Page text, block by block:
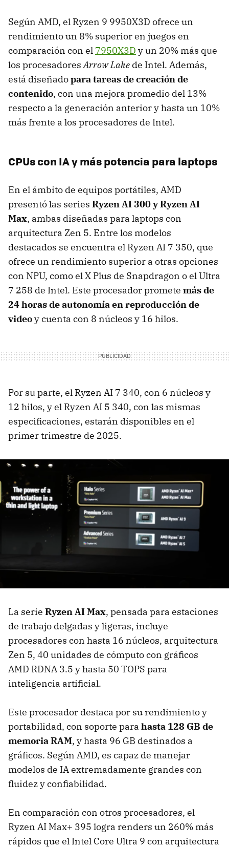
Según AMD, el Ryzen 9 9950X3D ofrece un
rendimiento un 8% superior en juegos en
comparación con el 7950X3D y un 20% más que
los procesadoresArrow Lake de Intel. Además,
está diseñadopara tareas de creación de
contenido, con una mejora promedio del 13%
respecto a la generación anterior y hasta un 10%
más frente a los procesadores de Intel.
CPUs con IA y más potencia para laptops
En el ámbito de equipos portátiles, AMD
presentó las series Ryzen AI 300 y Ryzen AI
Max, ambas diseñadas para laptops con
arquitectura Zen 5. Entre los modelos
destacados se encuentra el Ryzen AI 7 350, que
ofrece un rendimiento superior a otras opciones
con NPU, como el X Plus de Snapdragon o el Ultra
7 258 de Intel. Este procesador promete más de
24 horas de autonomía en reproducción de
videoy cuenta con 8 núcleos y 16 hilos.
Por su parte, el Ryzen AI 7 340, con 6 núcleos y
12 hilos, y el Ryzen AI 5 340, con las mismas
especificaciones, estarán disponibles en el
primer trimestre de 2025.
La serie Ryzen AI Max, pensada para estaciones
de trabajo delgadas y ligeras, incluye
procesadores con hasta 16 núcleos, arquitectura
Zen 5, 40 unidades de cómputo con gráficos
AMD RDNA 3.5 y hasta 50 TOPS para
inteligencia artificial.
Este procesador destaca por su rendimiento y
portabilidad, con soporte para hasta 128 GB de
memoria RAM, y hasta 96 GB destinados a
gráficos. Según AMD, es capaz de manejar
modelos de IA extremadamente grandes con
fluidez y confiabilidad.
En comparación con otros procesadores, el
Ryzen AI Max+ 395 logra renders un 260% más
rápidos que el Intel Core Ultra 9 con arquitectura